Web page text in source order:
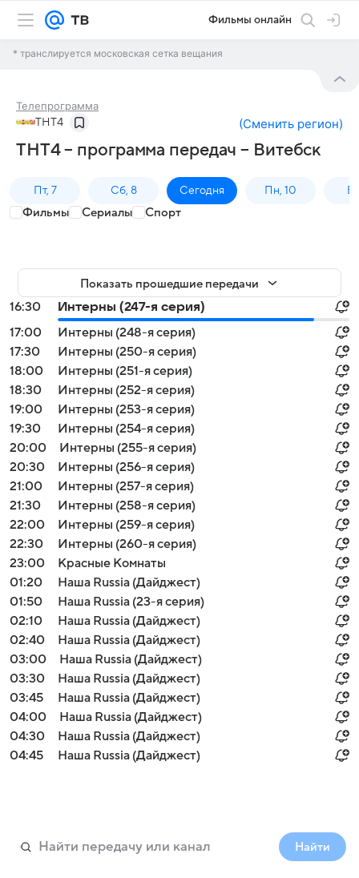
Фильмы онлайн
* транслируется московская сетка вещания
Телепрограмма
ТНТ4 (Сменить регион)
ТНТ4 – программа передач – Витебск
Пт, 7 Сб, 8 Сегодня Пн, 10
Фильмы Сериалы Спорт
Показать прошедшие передачи
16:30
Интерны (247-я серия)
17:00
Интерны (248-я серия)
17:30
Интерны (250-я серия)
18:00
Интерны (251-я серия)
18:30
Интерны (252-я серия)
19:00
Интерны (253-я серия)
19:30
Интерны (254-я серия)
20:00
Интерны (255-я серия)
20:30
Интерны (256-я серия)
21:00
Интерны (257-я серия)
21:30
Интерны (258-я серия)
22:00
Интерны (259-я серия)
22:30
Интерны (260-я серия)
23:00
Красные Комнаты
01:20
Наша Russia (Дайджест)
01:50
Наша Russia (23-я серия)
02:10
Наша Russia (Дайджест)
02:40
Наша Russia (Дайджест)
03:00
Наша Russia (Дайджест)
03:30
Наша Russia (Дайджест)
03:45
Наша Russia (Дайджест)
04:00
Наша Russia (Дайджест)
04:30
Наша Russia (Дайджест)
04:45
Наша Russia (Дайджест)
Найти